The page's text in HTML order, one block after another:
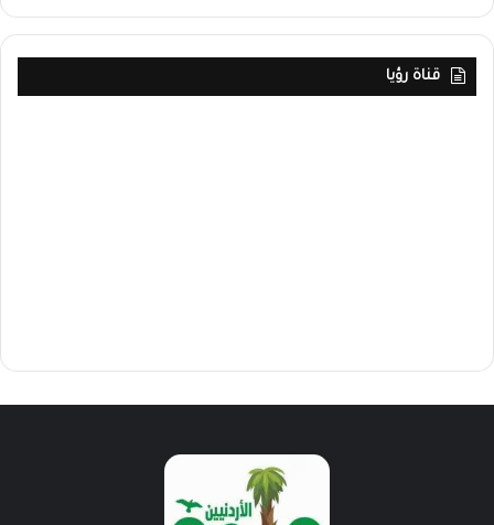
قناة رؤيا